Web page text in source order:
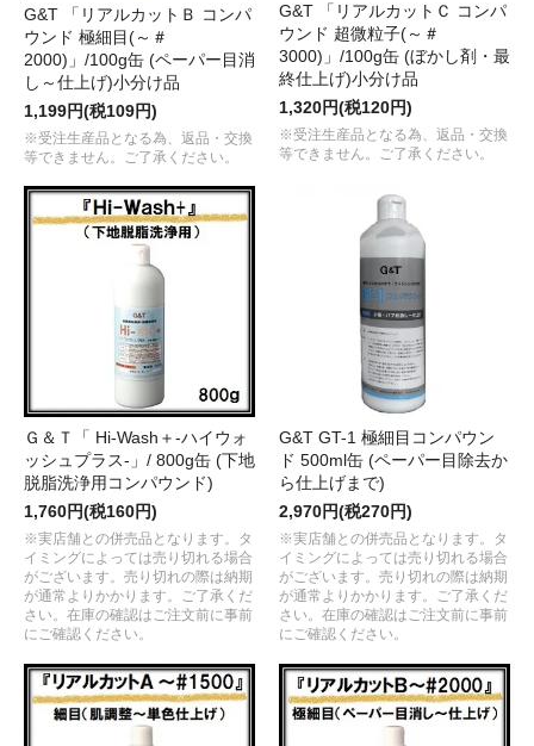
G&T 「リアルカットＢ コンパ
ウンド 極細目(～＃
2000)」/100g缶 (ペーパー目消
し～仕上げ)小分け品
1,199円(税109円)
※受注生産品となる為、返品・交換
等できません。ご了承ください。
G&T 「リアルカットＣ コンパ
ウンド 超微粒子(～＃
3000)」/100g缶 (ぼかし剤・最
終仕上げ)小分け品
1,320円(税120円)
※受注生産品となる為、返品・交換
等できません。ご了承ください。
Ｇ＆Ｔ「 Hi-Wash＋-ハイウォ
ッシュプラス-」/ 800g缶 (下地
脱脂洗浄用コンパウンド)
1,760円(税160円)
※実店舗との併売品となります。タ
イミングによっては売り切れる場合
がございます。売り切れの際は納期
が通常よりかかります。ご了承くだ
さい。在庫の確認はご注文前に事前
にご確認ください。
G&T GT-1 極細目コンパウン
ド 500ml缶 (ペーパー目除去か
ら仕上げまで)
2,970円(税270円)
※実店舗との併売品となります。タ
イミングによっては売り切れる場合
がございます。売り切れの際は納期
が通常よりかかります。ご了承くだ
さい。在庫の確認はご注文前に事前
にご確認ください。